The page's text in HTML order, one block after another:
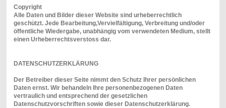
Copyright
Alle Daten und Bilder dieser Website sind urheberrechtlich
geschützt. Jede Bearbeitung,Vervielfältigung, Verbreitung und/oder
öffentliche Wiedergabe, unabhängig vom verwendeten Medium, stellt
einen Urheberrechtsverstoss dar.
DATENSCHUTZERKLÄRUNG
Der Betreiber dieser Seite nimmt den Schutz Ihrer persönlichen
Daten ernst. Wir behandeln Ihre personenbezogenen Daten
vertraulich und entsprechend der gesetzlichen
Datenschutzvorschriften sowie dieser Datenschutzerklärung.